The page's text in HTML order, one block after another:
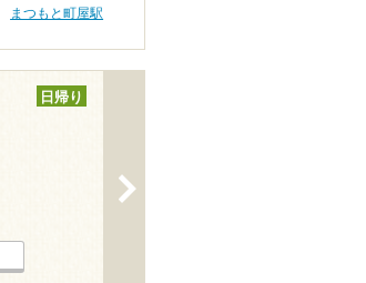
まつもと町屋駅
日帰り